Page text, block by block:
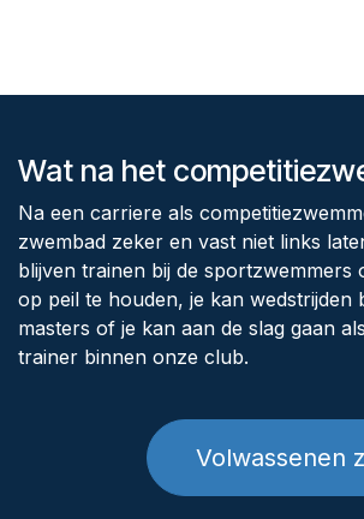
Wat na het
Na een carriere als
zwembad zeker en vast niet links
blijven trainen bij de sportzwemmers
op peil te houden, je kan wedstrijden
masters of je kan aan de slag gaan
trainer binnen onze club.
Volwassenen